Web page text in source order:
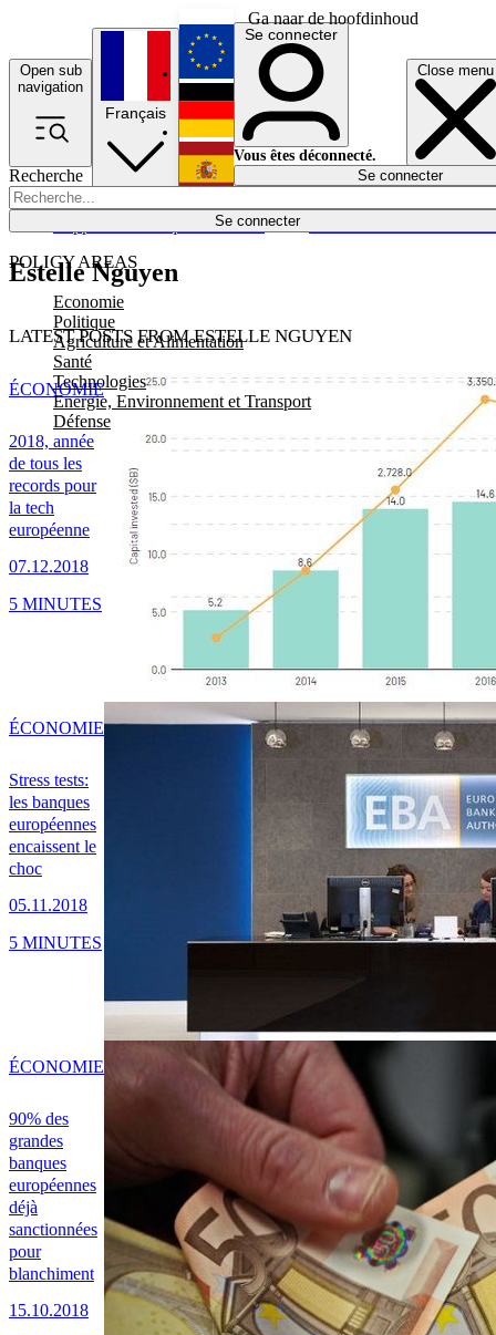
Ga naar de hoofdinhoud
Open sub
navigation
Close menu
Recherche
Se connecter
POLICY AREAS
Economie
Politique
Agriculture et Alimentation
Santé
Technologies
Energie, Environnement et Transport
Défense
Économie
Français
English
Deutsch
Español
Se connecter
Vous êtes déconnecté.
Se connecter
Estelle Nguyen
LATEST POSTS FROM ESTELLE NGUYEN
2018, année
de tous les
records pour
la tech
européenne
07.12.2018
ÉCONOMIE
5 MINUTES
Stress tests:
les banques
européennes
encaissent le
choc
05.11.2018
ÉCONOMIE
5 MINUTES
90% des
grandes
banques
européennes
déjà
sanctionnées
pour
blanchiment
15.10.2018
ÉCONOMIE